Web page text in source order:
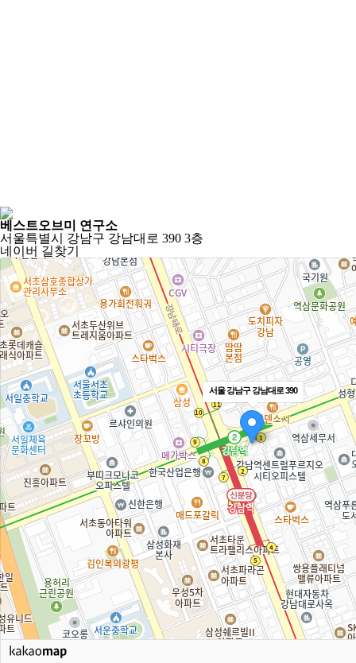
베스트오브미 연구소
서울특별시 강남구 강남대로 390 3층
네이버 길찾기
서울 강남구 강남대로 390